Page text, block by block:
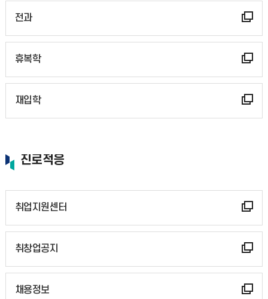
전과
휴복학
재입학
진로적응
취업지원센터
취창업공지
채용정보